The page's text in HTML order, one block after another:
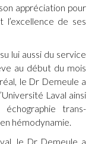
appréciation pour
l’excellence de ses
lui aussi du service
au début du mois
le Dr Demeule a
Laval ainsi
échographie trans-
hémodynamie.
le Dr Demeule a